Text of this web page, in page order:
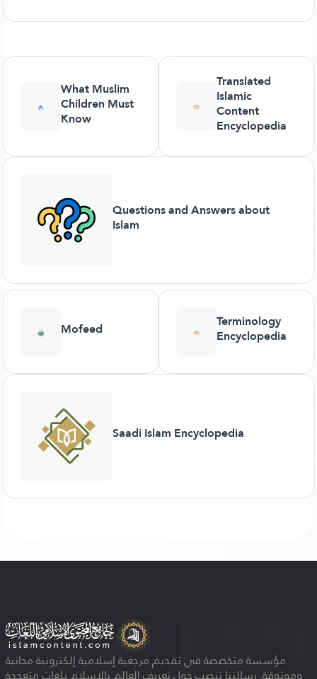
What Muslim
Children Must
Know
Translated
Islamic
Content
Encyclopedia
Questions and Answers about
Islam
Mofeed Terminology
Encyclopedia
Saadi Islam Encyclopedia
مؤسسة متخصصة في تقديم مرجعية إسلامية إلكترونية مجانية